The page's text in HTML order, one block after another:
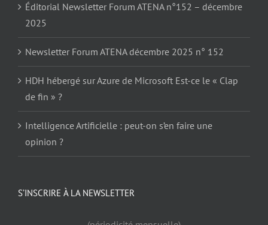
Éditorial Newsletter Forum ATENA n°152 – décembre
2025
Newsletter Forum ATENA décembre 2025 n° 152
HDH hébergé sur Azure de Microsoft Est-ce le « Clap
de fin » ?
Intelligence Artificielle : peut-on s’en faire une
opinion ?
S’INSCRIRE À LA NEWSLETTER